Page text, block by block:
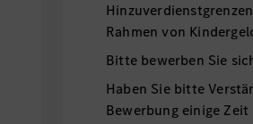
Rahmen von
Bitte bewerben Sie
Haben Sie bitte
Bewerbung einige